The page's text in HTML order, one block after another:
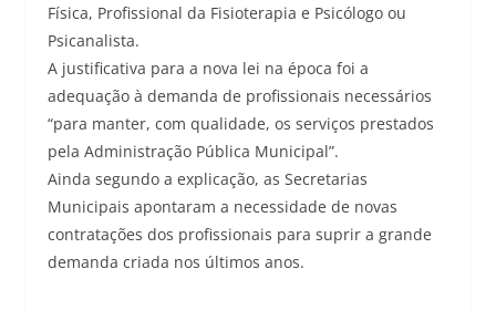
Física, Profissional da Fisioterapia e Psicólogo ou
Psicanalista.
A justificativa para a nova lei na época foi a
adequação à demanda de profissionais necessários
“para manter, com qualidade, os serviços prestados
pela Administração Pública Municipal”.
Ainda segundo a explicação, as Secretarias
Municipais apontaram a necessidade de novas
contratações dos profissionais para suprir a grande
demanda criada nos últimos anos.